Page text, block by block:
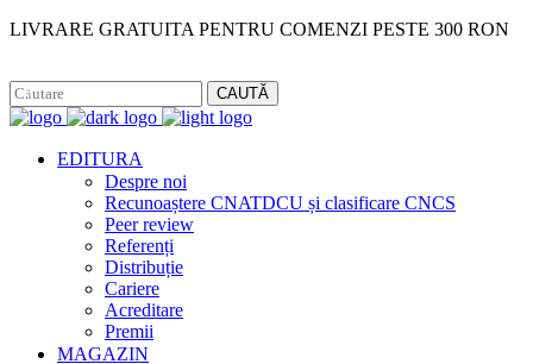
LIVRARE GRATUITA PENTRU COMENZI PESTE 300 RON
CAUTĂ
EDITURA
Despre noi
Recunoaștere CNATDCU și clasificare CNCS
Peer review
Referenți
Distribuție
Cariere
Acreditare
Premii
MAGAZIN